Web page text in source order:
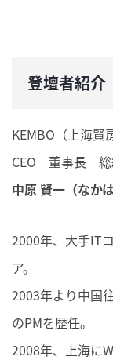
登壇者紹介
KEMBO（上海賢
CEO 董事長 総
中原 賢一（なか
2000年、大手IT
ア。
2003年より中国
のPMを歴任。
2008年、上海に